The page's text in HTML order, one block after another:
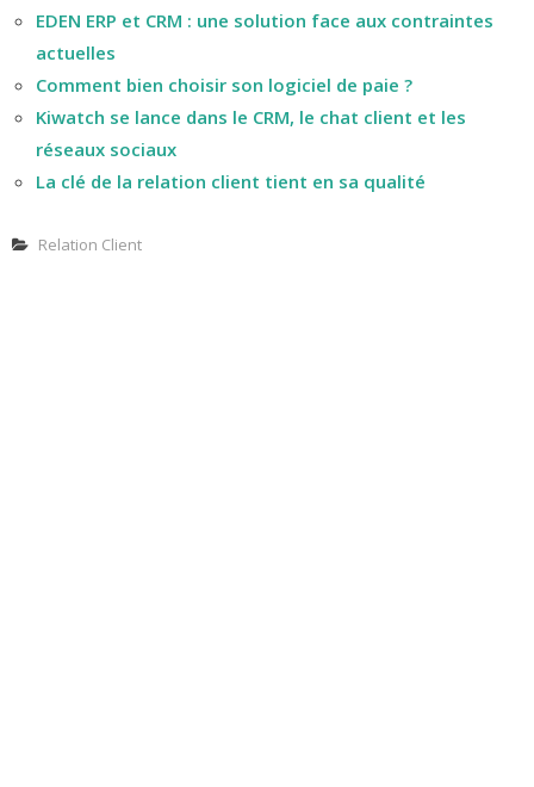
EDEN ERP et CRM : une solution face aux contraintes
actuelles
Comment bien choisir son logiciel de paie ?
Kiwatch se lance dans le CRM, le chat client et les
réseaux sociaux
La clé de la relation client tient en sa qualité
Relation Client